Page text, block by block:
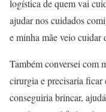
logística de quem vai
ajudar nos cuidados
e minha mãe veio cuidar
Também conversei com
cirurgia e precisaria ficar
conseguiria brincar,